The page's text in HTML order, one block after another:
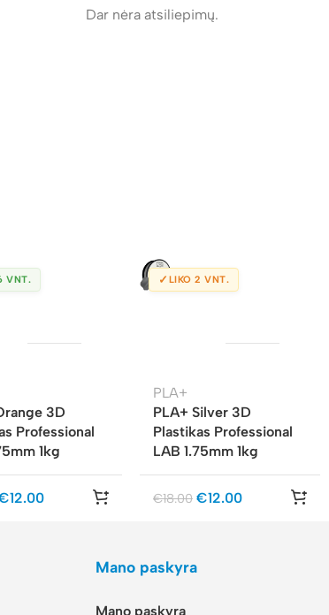
Dar nėra atsiliepimų.
VNT.
3D
Professional
1kg
12.00
✓ LIKO 2 VNT.
PLA+
PLA+ Silver 3D
Plastikas Professional
LAB 1.75mm 1kg
€18.00 €12.00
Mano paskyra
Mano paskyra